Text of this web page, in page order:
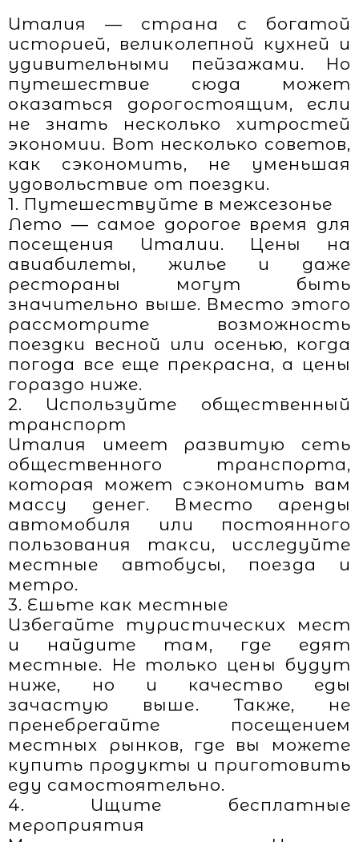
Италия — страна с богатой
историей, великолепной кухней и
удивительными пейзажами. Но
путешествие сюда может
оказаться дорогостоящим, если
не знать несколько хитростей
экономии. Вот несколько советов,
как сэкономить, не уменьшая
удовольствие от поездки.
1. Путешествуйте в межсезонье
Лето — самое дорогое время для
посещения Италии. Цены на
авиабилеты, жилье и даже
рестораны могут быть
значительно выше. Вместо этого
рассмотрите возможность
поездки весной или осенью, когда
погода все еще прекрасна, а цены
гораздо ниже.
2. Используйте общественный
транспорт
Италия имеет развитую сеть
общественного транспорта,
которая может сэкономить вам
массу денег. Вместо аренды
автомобиля или постоянного
пользования такси, исследуйте
местные автобусы, поезда и
метро.
3. Ешьте как местные
Избегайте туристических мест
и найдите там, где едят
местные. Не только цены будут
ниже, но и качество еды
зачастую выше. Также, не
пренебрегайте посещением
местных рынков, где вы можете
купить продукты и приготовить
еду самостоятельно.
4. Ищите бесплатные
мероприятия